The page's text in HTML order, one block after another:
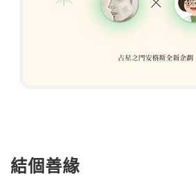
結個善緣